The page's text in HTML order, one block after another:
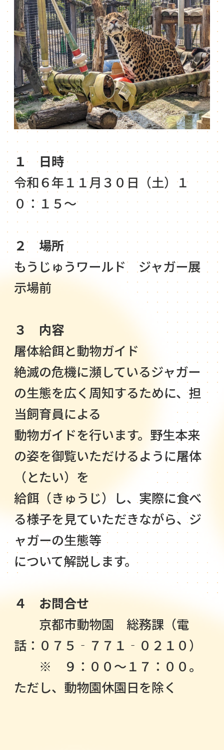
１ 日時
令和６年１１月３０日（土）１
０：１５～
２ 場所
もうじゅうワールド ジャガー展
示場前
３ 内容
屠体給餌と動物ガイド
絶滅の危機に瀕しているジャガー
の生態を広く周知するために、担
当飼育員による
動物ガイドを行います。野生本来
の姿を御覧いただけるように屠体
（とたい）を
給餌（きゅうじ）し、実際に食べ
る様子を見ていただきながら、ジ
ャガーの生態等
について解説します。
４
お問合せ
京都市動物園 総務課（電
話：０７５‐７７１‐０２１０）
※ ９：００～１７：００。
ただし、動物園休園日を除く